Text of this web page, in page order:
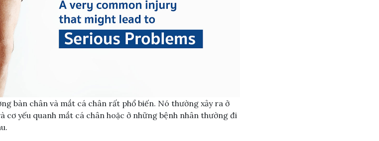
bàn chân và mắt cá chân rất phổ biến. Nó thường xảy ra ở
cơ yếu quanh mắt cá chân hoặc ở những bệnh nhân thường đi